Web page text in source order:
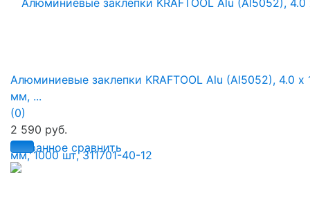
избранное сравнить
Алюминиевые заклепки KRAFTOOL Alu (Al5052), 4.0 х
мм, ...
(0)
2 590 руб.